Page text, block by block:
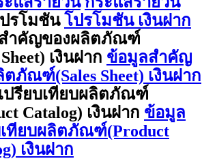
รโมชัน โปรโมชัน เงินฝาก
ำคัญของผลิตภัณฑ์
เงินฝาก ข้อมูลสำคัญ
ภัณฑ์(Sales Sheet) เงินฝาก
ปรียบเทียบผลิตภัณฑ์
Catalog) เงินฝาก ข้อมูล
เทียบผลิตภัณฑ์(Product
เงินฝาก